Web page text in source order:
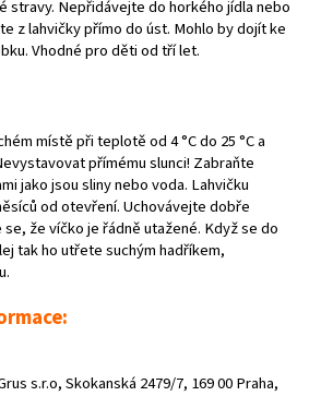
stravy. Nepřidávejte do horkého jídla nebo
z lahvičky přímo do úst. Mohlo by dojít ke
Vhodné pro děti od tří let.
místě při teplotě od 4 °C do 25 °C a
přímému slunci! Zabraňte
jako jsou sliny nebo voda. Lahvičku
od otevření. Uchovávejte dobře
že víčko je řádně utažené. Když se do
tak ho utřete suchým hadříkem,
s.r.o, Skokanská 2479/7, 169 00 Praha,